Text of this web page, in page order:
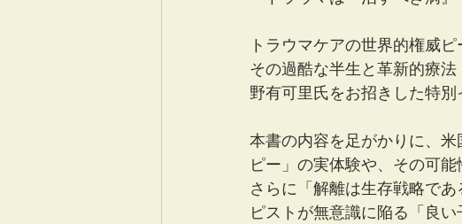
トラウマケアの世界的権威
その過酷な半生と革新的療
野有可里氏をお招きした特別
本書の内容を足がかりに、
ピー」の実体験や、その可能
さらに「解離は生存戦略で
ピストが無意識に陥る「良